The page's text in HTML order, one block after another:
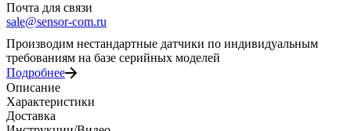
Почта для связи
sale@sensor-com.ru
Производим нестандартные датчики по индивидуальным
требованиям на базе серийных моделей
Подробнее
Описание
Характеристики
Доставка